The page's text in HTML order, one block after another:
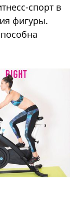
спорт в
фигуры.